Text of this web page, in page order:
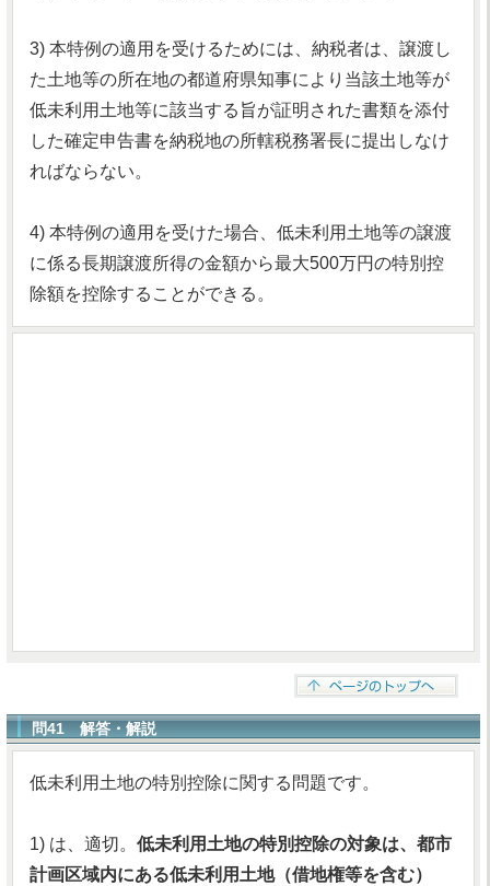
3) 本特例の適用を受けるためには、納税者は、譲渡し
た土地等の所在地の都道府県知事により当該土地等が
低未利用土地等に該当する旨が証明された書類を添付
した確定申告書を納税地の所轄税務署長に提出しなけ
ればならない。
4) 本特例の適用を受けた場合、低未利用土地等の譲渡
に係る長期譲渡所得の金額から最大500万円の特別控
除額を控除することができる。
問41 解答・解説
低未利用土地の特別控除に関する問題です。
1) は、適切。 低未利用土地の特別控除の対象は、都市
計画区域内にある低未利用土地（借地権等を含む）